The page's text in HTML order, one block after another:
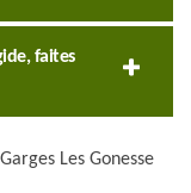
faites
Les Gonesse